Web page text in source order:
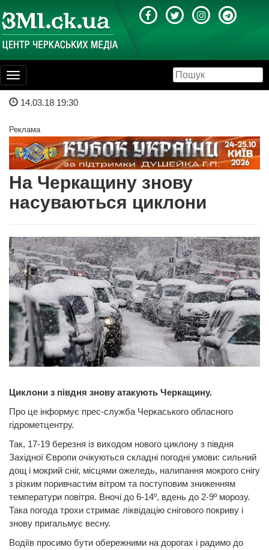
Toggle
navigation
14.03.18 19:30
Реклама
На Черкащину знову
насуваються циклони
Циклони з півдня знову атакують Черкащину.
Про це інформує прес-служба Черкаського обласного
гідрометцентру.
Так, 17-19 березня із виходом нового циклону з півдня
Західної Європи очікуються складні погодні умови: сильний
дощ і мокрий сніг, місцями ожеледь, налипання мокрого снігу
з різким поривчастим вітром та поступовим зниженням
температури повітря. Вночі до 6-14º, вдень до 2-9º морозу.
Така погода трохи стримає ліквідацію снігового покриву і
знову пригальмує весну.
Водіїв просимо бути обережними на дорогах і радимо до